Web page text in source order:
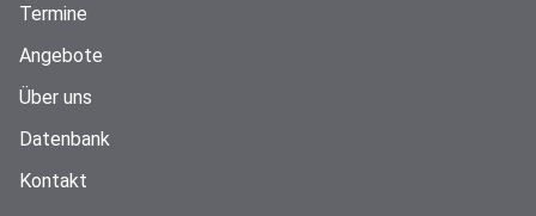
Termine
Angebote
Über uns
Datenbank
Kontakt